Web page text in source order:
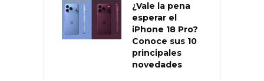
¿Vale la pena
esperar el
iPhone 18 Pro?
Conoce sus 10
principales
novedades